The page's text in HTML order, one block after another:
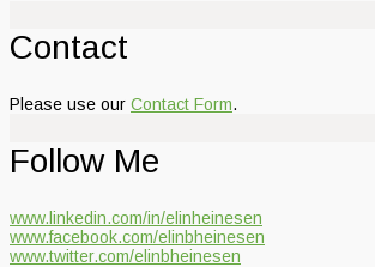
Contact
Please use our Contact Form.
Follow Me
www.linkedin.com/in/elinheinesen
www.facebook.com/elinbheinesen
www.twitter.com/elinbheinesen